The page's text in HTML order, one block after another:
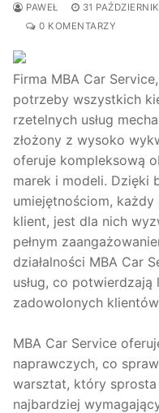
PAWEŁ 31
0 KOMENTARZY
Firma MBA Car
potrzeby wszystkich
rzetelnych usług
złożony z wysoko
oferuje kompleksową
marek i modeli. Dzięki
umiejętnościom,
klient, jest dla nich
pełnym
działalności MBA Car
usług, co
zadowolonych
MBA Car Service
naprawczych, co
warsztat, który
najbardziej